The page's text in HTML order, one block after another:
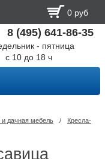
0 руб
8 (495) 641-86-35
- пятница
с 10 до 18 ч
и дачная мебель / Кресла-